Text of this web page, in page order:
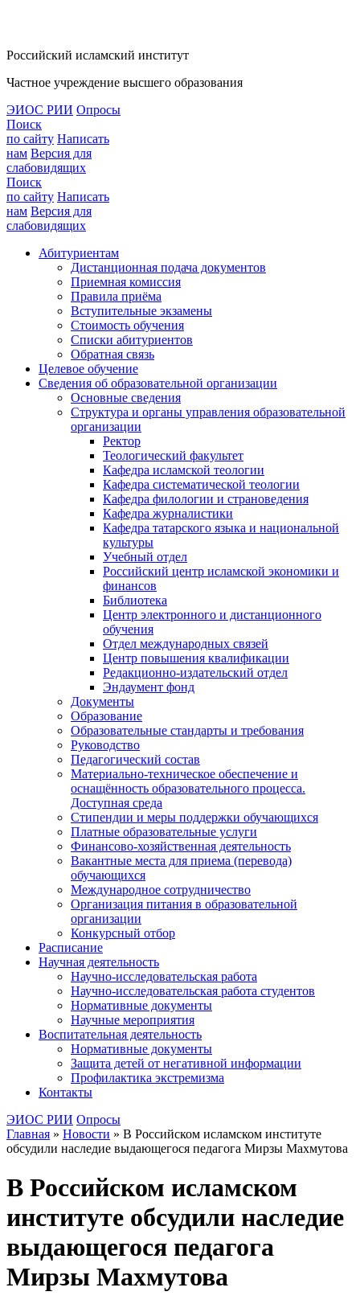
Российский исламский институт
Частное учреждение высшего образования
ЭИОС РИИ Опросы
Поиск
по сайту Написать
нам Версия для
слабовидящих
Поиск
по сайту Написать
нам Версия для
слабовидящих
Абитуриентам
Дистанционная подача документов
Приемная комиссия
Правила приёма
Вступительные экзамены
Стоимость обучения
Списки абитуриентов
Обратная связь
Целевое обучение
Сведения об образовательной организации
Основные сведения
Структура и органы управления образовательной
организации
Ректор
Теологический факультет
Кафедра исламской теологии
Кафедра систематической теологии
Кафедра филологии и страноведения
Кафедра журналистики
Кафедра татарского языка и национальной
культуры
Учебный отдел
Российский центр исламской экономики и
финансов
Библиотека
Центр электронного и дистанционного
обучения
Отдел международных связей
Центр повышения квалификации
Редакционно-издательский отдел
Эндаумент фонд
Документы
Образование
Образовательные стандарты и требования
Руководство
Педагогический состав
Материально-техническое обеспечение и
оснащённость образовательного процесса.
Доступная среда
Стипендии и меры поддержки обучающихся
Платные образовательные услуги
Финансово-хозяйственная деятельность
Вакантные места для приема (перевода)
обучающихся
Международное сотрудничество
Организация питания в образовательной
организации
Конкурсный отбор
Расписание
Научная деятельность
Научно-исследовательская работа
Научно-исследовательская работа студентов
Нормативные документы
Научные мероприятия
Воспитательная деятельность
Нормативные документы
Защита детей от негативной информации
Профилактика экстремизма
Контакты
ЭИОС РИИ Опросы
Главная » Новости » В Российском исламском институте
обсудили наследие выдающегося педагога Мирзы Махмутова
В Российском исламском
институте обсудили наследие
выдающегося педагога
Мирзы Махмутова